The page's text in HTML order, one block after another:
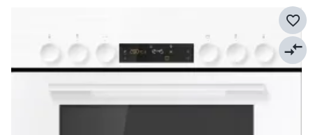
favorite_border
compare_arrows